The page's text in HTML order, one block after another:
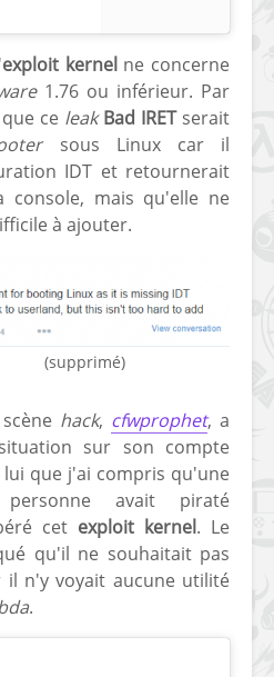
exploit kernel ne concerne
1.76 ou inférieur. Par
ce leak Bad IRETserait
sous Linux car il
IDT et retournerait
mais qu'elle ne
à ajouter.
(supprimé)
hack, cfwprophet, a
sur son compte
lui que j'ai compris qu'une
avait piraté
cet exploit kernel. Le
qu'il ne souhaitait pas
n'y voyait aucune utilité
.